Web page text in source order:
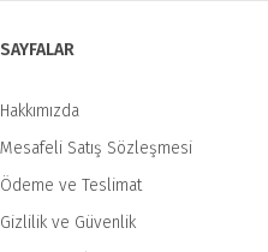
SAYFALAR
Hakkımızda
Mesafeli Satış Sözleşmesi
Ödeme ve Teslimat
Gizlilik ve Güvenlik